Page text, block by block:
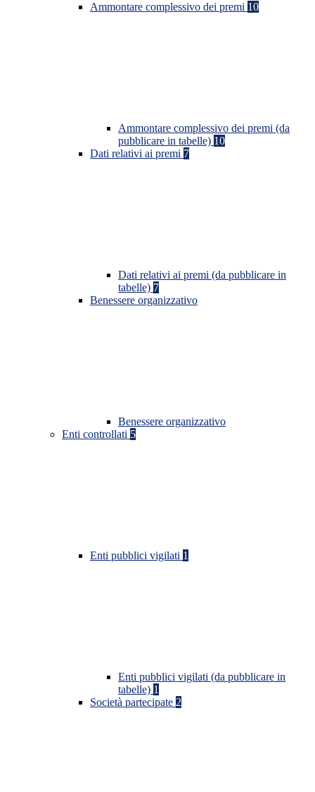
Ammontare complessivo dei premi 10
Ammontare complessivo dei premi (da
pubblicare in tabelle) 10
Dati relativi ai premi 7
Dati relativi ai premi (da pubblicare in
tabelle) 7
Benessere organizzativo
Benessere organizzativo
Enti controllati 5
Enti pubblici vigilati 1
Enti pubblici vigilati (da pubblicare in
tabelle) 1
Società partecipate 2